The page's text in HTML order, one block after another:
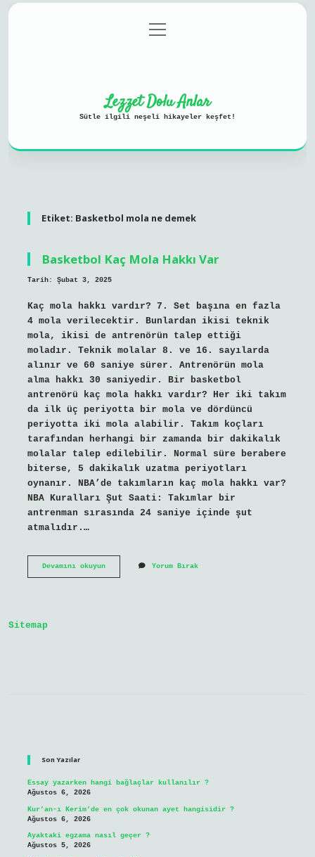
Gizlilik Politikası
menüyü
aç
Lezzet Dolu Anlar
Sütle ilgili neşeli hikayeler keşfet!
Etiket: Basketbol mola ne demek
Basketbol Kaç Mola Hakkı Var
Tarih: Şubat 3, 2025
Kaç mola hakkı vardır? 7. Set başına en fazla
4 mola verilecektir. Bunlardan ikisi teknik
mola, ikisi de antrenörün talep ettiği
moladır. Teknik molalar 8. ve 16. sayılarda
alınır ve 60 saniye sürer. Antrenörün mola
alma hakkı 30 saniyedir. Bir basketbol
antrenörü kaç mola hakkı vardır? Her iki takım
da ilk üç periyotta bir mola ve dördüncü
periyotta iki mola alabilir. Takım koçları
tarafından herhangi bir zamanda bir dakikalık
molalar talep edilebilir. Normal süre berabere
biterse, 5 dakikalık uzatma periyotları
oynanır. NBA’de takımların kaç mola hakkı var?
NBA Kuralları Şut Saati: Takımlar bir
antrenman sırasında 24 saniye içinde şut
atmalıdır.…
Devamını okuyunBasketbol
Yorum Bırak
Sitemap
Son Yazılar
Essay yazarken hangi bağlaçlar kullanılır ?
Ağustos 6, 2026
Kur’an-ı Kerim’de en çok okunan ayet hangisidir ?
Ağustos 6, 2026
Ayaktaki egzama nasıl geçer ?
Ağustos 5, 2026